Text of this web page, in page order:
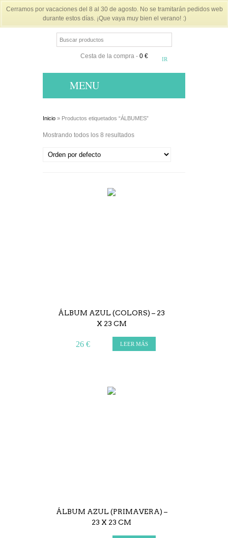
Cesta de la compra- 0 €
MENU
Inicio » Productos etiquetados “ÁLBUMES”
Mostrando todos los 8 resultados
ÁLBUM AZUL (COLORS) – 23
X 23 CM
26 € LEER MÁS
ÁLBUM AZUL (PRIMAVERA) –
23 X 23 CM
Cerramos por vacaciones del 8 al 30 de agosto. No se tramitarán pedidos web
durante estos días. ¡Que vaya muy bien el verano! :)